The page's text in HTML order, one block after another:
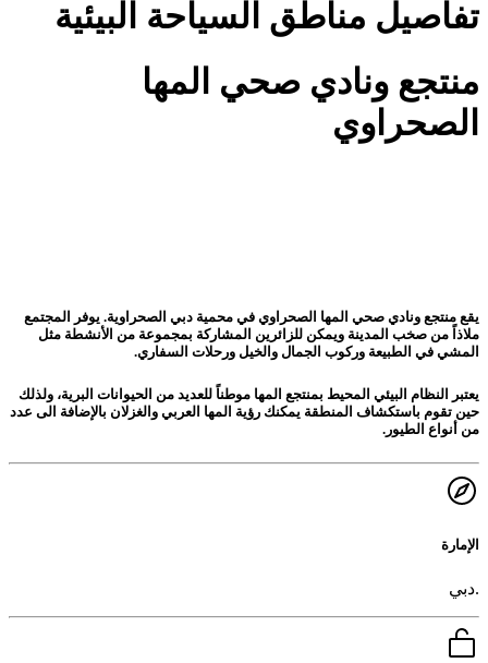
تفاصيل مناطق السياحة البيئية
منتجع ونادي صحي المها
الصحراوي
يقع منتجع ونادي صحي المها الصحراوي في محمية دبي الصحراوية. يوفر المجتمع
ملاذاً من صخب المدينة ويمكن للزائرين المشاركة بمجموعة من الأنشطة مثل
المشي في الطبيعة وركوب الجمال والخيل ورحلات السفاري.
يعتبر النظام البيئي المحيط بمنتجع المها موطناً للعديد من الحيوانات البرية، ولذلك
حين تقوم باستكشاف المنطقة يمكنك رؤية المها العربي والغزلان بالإضافة الى عدد
من أنواع الطيور.
الإمارة
.دبي